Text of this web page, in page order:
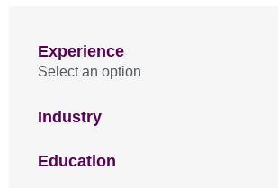
Experience
Select an option
Industry
Education